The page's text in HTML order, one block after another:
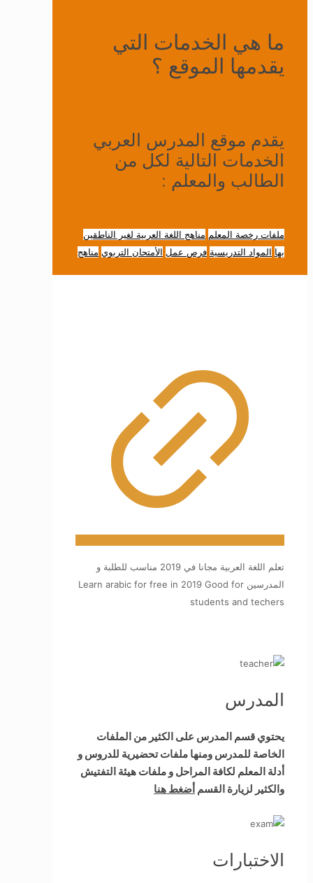
ما هي الخدمات التي
يقدمها الموقع ؟
يقدم موقع المدرس العربي
الخدمات التالية لكل من
الطالب والمعلم :
ملفات رخصة المعلم مناهج اللغة العربية لغير الناطقين
بها المواد التدريسية فرص عمل الأمتحان التربوي مناهج
تعلم اللغة العربية مجانا في 2019 مناسب للطلبة و
المدرسين Learn arabic for free in 2019 Good for
students and techers
المدرس
يحتوي قسم المدرس على الكثير من الملفات
الخاصة للمدرس ومنها ملفات تحضيرية للدروس و
أدلة المعلم لكافة المراحل و ملفات هيئة التفتيش
والكثير لزيارة القسم أضغط هنا
الاختبارات